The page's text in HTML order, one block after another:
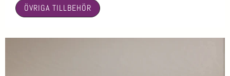
ÖVRIGA TILLBEHÖR